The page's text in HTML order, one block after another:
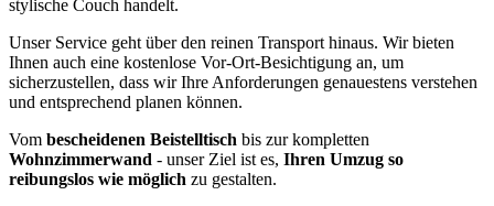
stylische Couch handelt.
Unser Service geht über den reinen Transport hinaus. Wir bieten
Ihnen auch eine kostenlose Vor-Ort-Besichtigung an, um
sicherzustellen, dass wir Ihre Anforderungen genauestens verstehen
und entsprechend planen können.
Vom bescheidenen Beistelltisch bis zur kompletten
Wohnzimmerwand - unser Ziel ist es, Ihren Umzug so
reibungslos wie möglich zu gestalten.